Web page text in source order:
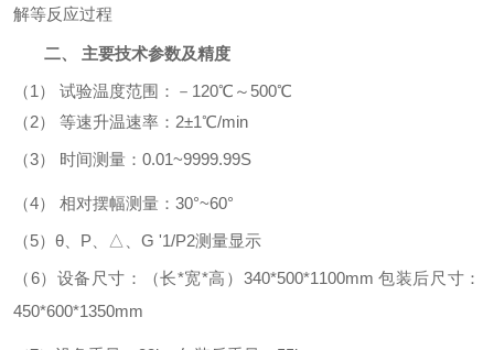
解等反应过程
二、 主要技术参数及精度
（1 ） 试验温度范围：－ 120℃～ 500℃
（2） 等速升温速率： 2±1℃/min
（3） 时间测量： 0.01~9999.99S
（4） 相对摆幅测量： 30°~60°
（5）θ、 P 、△、 G '1/P2测量显示
（6） 设备尺寸：（长*宽*高 ） 340*500*1100mm 包装后尺寸：
450*600*1350mm